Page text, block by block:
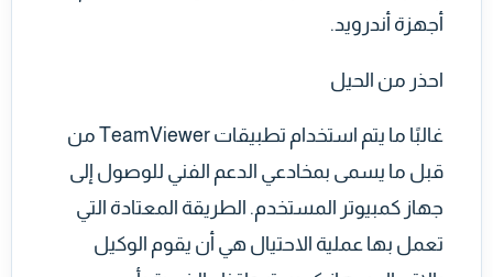
أجهزة أندرويد.
احذر من الحيل
غالبًا ما يتم استخدام تطبيقات TeamViewer من
قبل ما يسمى بمخادعي الدعم الفني للوصول إلى
جهاز كمبيوتر المستخدم. الطريقة المعتادة التي
تعمل بها عملية الاحتيال هي أن يقوم الوكيل